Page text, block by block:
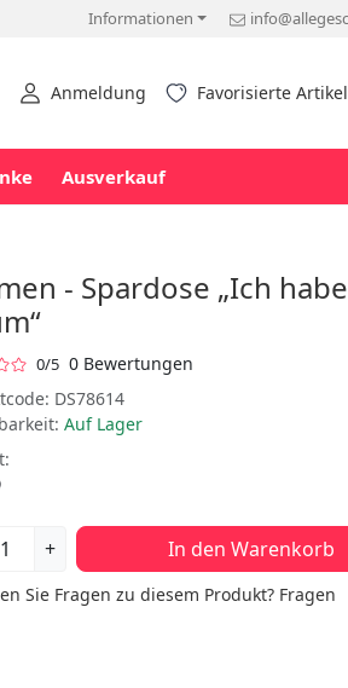
Informationen
Anmeldung Favorisierte Artikel
Ausverkauf
- Spardose „Ich
0/5 0 Bewertungen
DS78614
Auf Lager
+ In den Warenkorb
Sie Fragen zu diesem Produkt? Fragen